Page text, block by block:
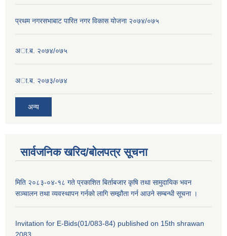
प्रथम नगरसभाबाट पारित नगर विकास योजना २०७४/०७५
अा.ब. २०७४/०७५
अा.ब. २०७३/०७४
अन्य
सार्वजनिक खरिद/बोलपत्र सूचना
मिति २०८३-०४-१८ गते प्रकाशित बिर्ताबजार कृषि तथा सामुदायिक भवन
सञ्चालन तथा व्यवस्थापन गर्नको लागि सम्झौता गर्न आउने सम्बन्धी सूचना ।
Invitation for E-Bids(01/083-84) published on 15th shrawan